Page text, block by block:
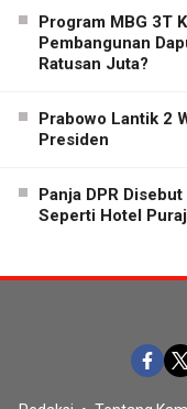
Program MBG 3T
Pembangunan
Ratusan Juta?
Prabowo Lantik 2
Presiden
Panja DPR
Seperti Hotel